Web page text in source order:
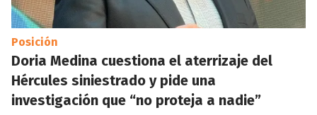
Posición
Doria Medina cuestiona el aterrizaje del
Hércules siniestrado y pide una
investigación que “no proteja a nadie”